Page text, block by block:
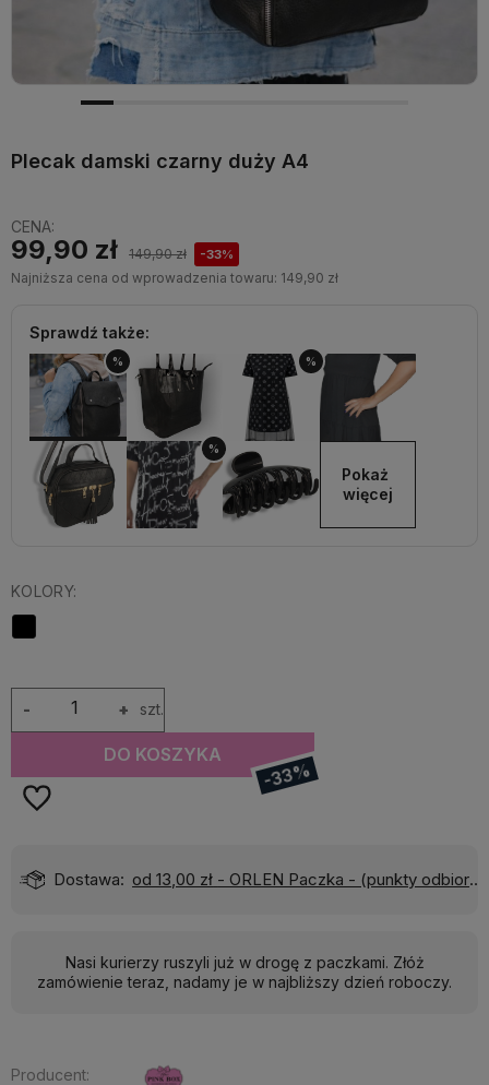
Plecak damski czarny duży A4
CENA:
99,90 zł 149,90 zł -33%
Najniższa cena od wprowadzenia towaru: 149,90 zł
Sprawdź także:
% %
%
Pokaż
więcej
KOLORY:
+
- szt.
DO KOSZYKA
-33%
Wyślemy do Ciebie w: 24 godziny
Nasi kurierzy ruszyli już w drogę z paczkami. Złóż
zamówienie teraz, nadamy je w najbliższy dzień roboczy.
Producent: